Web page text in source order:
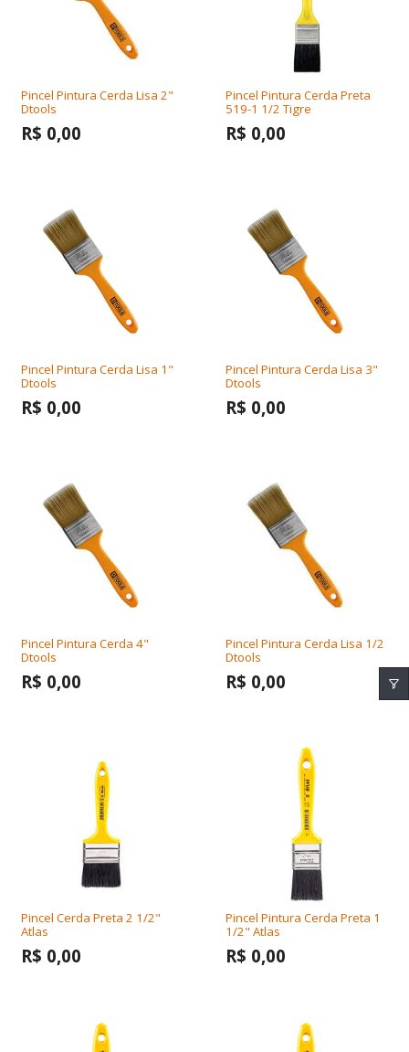
Pincel Pintura Cerda Lisa 2"
Dtools
R$ 0,00
Pincel Pintura Cerda Preta
519-1 1/2 Tigre
R$ 0,00
Pincel Pintura Cerda Lisa 1"
Dtools
R$ 0,00
Pincel Pintura Cerda Lisa 3"
Dtools
R$ 0,00
Pincel Pintura Cerda 4"
Dtools
R$ 0,00
Pincel Pintura Cerda Lisa 1/2
Dtools
R$ 0,00
Pincel Cerda Preta 2 1/2"
Atlas
R$ 0,00
Pincel Pintura Cerda Preta 1
1/2" Atlas
R$ 0,00